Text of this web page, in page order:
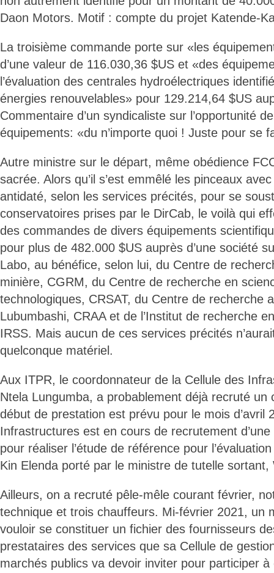
Daon Motors. Motif : compte du projet Katende-
La troisième commande porte sur «les
d’une valeur de 116.030,36 $US et «des
l’évaluation des centrales hydroélectriques
énergies renouvelables» pour 129.214,64 $US
Commentaire d’un syndicaliste sur l’opportunité
équipements: «du n’importe quoi ! Juste pour se
Autre ministre sur le départ, même obédience
sacrée. Alors qu’il s’est emmêlé les pinceaux
antidaté, selon les services précités, pour se
conservatoires prises par le DirCab, le voilà qui
des commandes de divers équipements
pour plus de 482.000 $US auprès d’une société
Labo, au bénéfice, selon lui, du Centre de
minière, CGRM, du Centre de recherche en
technologiques, CRSAT, du Centre de recherche
Lubumbashi, CRAA et de l’Institut de recherche
IRSS. Mais aucun de ces services précités
quelconque matériel.
Aux ITPR, le coordonnateur de la Cellule des
Ntela Lungumba, a probablement déjà recruté un
début de prestation est prévu pour le mois d’avril
Infrastructures est en cours de recrutement
pour réaliser l’étude de référence pour
Kin Elenda porté par le ministre de tutelle sortant,
Ailleurs, on a recruté pêle-mêle courant février,
technique et trois chauffeurs. Mi-février 2021, un
vouloir se constituer un fichier des fournisseurs
prestataires des services que sa Cellule de
marchés publics va devoir inviter pour participer à